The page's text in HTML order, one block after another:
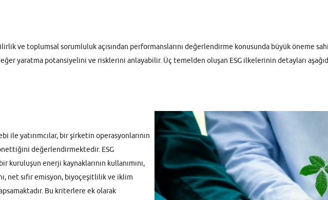
ve toplumsal sorumluluk açısından performanslarını değerlendirme konusunda büyük öneme
yaratma potansiyelini ve risklerini anlayabilir. Üç temelden oluşan ESG ilkelerinin detayları
ile yatırımcılar, bir şirketin operasyonlarının
değerlendirmektedir. ESG
kuruluşun enerji kaynaklarının kullanımını,
net sıfır emisyon, biyoçeşitlilik ve iklim
Bu kriterlere ek olarak